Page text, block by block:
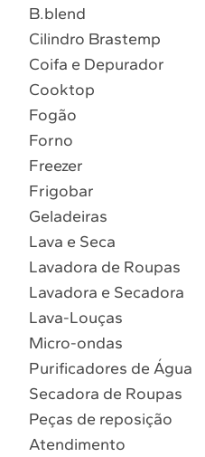
5 º Cooktop
6º Microondas Brastemp
7º Forno
8º Embutir
9º Lava Seca
B.blend
Cilindro Brastemp
Coifa e Depurador
Cooktop
Fogão
Forno
Freezer
Frigobar
Geladeiras
Lava e Seca
Lavadora de Roupas
Lavadora e Secadora
Lava-Louças
Micro-ondas
Purificadores de Água
Secadora de Roupas
Peças de reposição
Atendimento